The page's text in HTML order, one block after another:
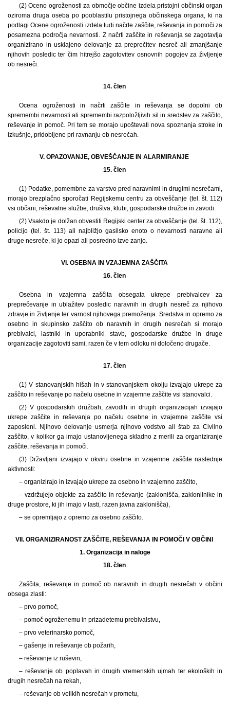
(2) Oceno ogroženosti za območje občine izdela pristojni občinski organ
oziroma druga oseba po pooblastilu pristojnega občinskega organa, ki na
podlagi Ocene ogroženosti izdela tudi načrte zaščite, reševanja in pomoči za
posamezna področja nevarnosti. Z načrti zaščite in reševanja se zagotavlja
organizirano in usklajeno delovanje za preprečitev nesreč ali zmanjšanje
njihovih posledic ter čim hitrejšo zagotovitev osnovnih pogojev za življenje
ob nesreči.
14. člen
Ocena ogroženosti in načrti zaščite in reševanja se dopolni ob
spremembi nevarnosti ali spremembi razpoložljivih sil in sredstev za zaščito,
reševanje in pomoč. Pri tem se morajo upoštevati nova spoznanja stroke in
izkušnje, pridobljene pri ravnanju ob nesrečah.
V. OPAZOVANJE, OBVEŠČANJE IN ALARMIRANJE
15. člen
(1) Podatke, pomembne za varstvo pred naravnimi in drugimi nesrečami,
morajo brezplačno sporočati Regijskemu centru za obveščanje (tel. št. 112)
vsi občani, reševalne službe, društva, klubi, gospodarske družbe in zavodi.
(2) Vsakdo je dolžan obvestiti Regijski center za obveščanje (tel. št. 112),
policijo (tel. št. 113) ali najbližjo gasilsko enoto o nevarnosti naravne ali
druge nesreče, ki jo opazi ali posredno izve zanjo.
VI. OSEBNA IN VZAJEMNA ZAŠČITA
16. člen
Osebna in vzajemna zaščita obsegata ukrepe prebivalcev za
preprečevanje in ublažitev posledic naravnih in drugih nesreč za njihovo
zdravje in življenje ter varnost njihovega premoženja. Sredstva in opremo za
osebno in skupinsko zaščito ob naravnih in drugih nesrečah si morajo
prebivalci, lastniki in uporabniki stavb, gospodarske družbe in druge
organizacije zagotoviti sami, razen če v tem odloku ni določeno drugače.
17. člen
(1) V stanovanjskih hišah in v stanovanjskem okolju izvajajo ukrepe za
zaščito in reševanje po načelu osebne in vzajemne zaščite vsi stanovalci.
(2) V gospodarskih družbah, zavodih in drugih organizacijah izvajajo
ukrepe zaščite in reševanja po načelu osebne in vzajemne zaščite vsi
zaposleni. Njihovo delovanje usmerja njihovo vodstvo ali štab za Civilno
zaščito, v kolikor ga imajo ustanovljenega skladno z merili za organiziranje
zaščite, reševanja in pomoči.
(3) Državljani izvajajo v okviru osebne in vzajemne zaščite naslednje
aktivnosti:
– organizirajo in izvajajo ukrepe za osebno in vzajemno zaščito,
– vzdržujejo objekte za zaščito in reševanje (zaklonišča, zaklonilnike in
druge prostore, ki jih imajo v lasti, razen javna zaklonišča),
– se opremljajo z opremo za osebno zaščito.
VII. ORGANIZIRANOST ZAŠČITE, REŠEVANJA IN POMOČI V OBČINI
1. Organizacija in naloge
18. člen
Zaščita, reševanje in pomoč ob naravnih in drugih nesrečah v občini
obsega zlasti:
– prvo pomoč,
– pomoč ogroženemu in prizadetemu prebivalstvu,
– prvo veterinarsko pomoč,
– gašenje in reševanje ob požarih,
– reševanje iz ruševin,
– reševanje ob poplavah in drugih vremenskih ujmah ter ekoloških in
drugih nesrečah na rekah,
– reševanje ob velikih nesrečah v prometu,